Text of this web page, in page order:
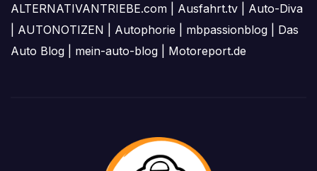
ALTERNATIVANTRIEBE.com
Ausfahrt.tv
Auto-Diva
AUTONOTIZEN Autophorie mbpassionblog
Das
Auto Blog
mein-auto-blog Motoreport.de